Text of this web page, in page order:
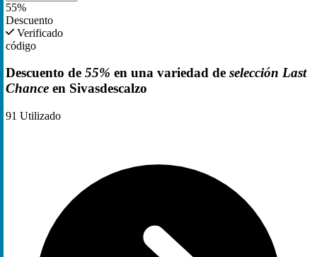
55%
Descuento
Verificado
código
Descuento de 55% en una variedad de selección Last
Chance en Sivasdescalzo
91 Utilizado